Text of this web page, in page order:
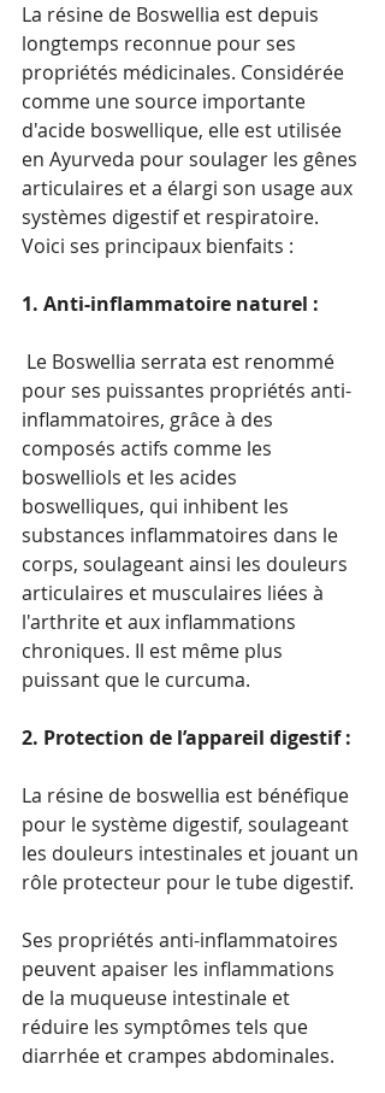
La résine de Boswellia est depuis
longtemps reconnue pour ses
propriétés médicinales. Considérée
comme une source importante
d'acide boswellique, elle est utilisée
en Ayurveda pour soulager les gênes
articulaires et a élargi son usage aux
systèmes digestif et respiratoire.
Voici ses principaux bienfaits :
1. Anti-inflammatoire naturel :
pour ses puissantes propriétés anti-
inflammatoires, grâce à des
composés actifs comme les
boswelliols et les acides
boswelliques, qui inhibent les
substances inflammatoires dans le
corps, soulageant ainsi les douleurs
articulaires et musculaires liées à
l'arthrite et aux inflammations
chroniques. Il est même plus
puissant que le curcuma.
2. Protection de l’appareil digestif :
La résine de boswellia est bénéfique
pour le système digestif, soulageant
les douleurs intestinales et jouant un
rôle protecteur pour le tube digestif.
Ses propriétés anti-inflammatoires
peuvent apaiser les inflammations
de la muqueuse intestinale et
réduire les symptômes tels que
diarrhée et crampes abdominales.